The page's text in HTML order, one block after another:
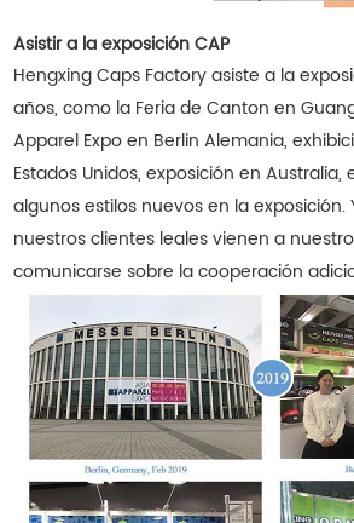
Asistir a la exposición CAP
Hengxing Caps Factory asiste a la
años, como la Feria de Canton en
Apparel Expo en Berlin Alemania,
Estados Unidos, exposición en
algunos estilos nuevos en la exposición.
nuestros clientes leales vienen a
comunicarse sobre la cooperación